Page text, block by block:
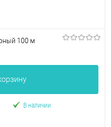
100 м
В наличии